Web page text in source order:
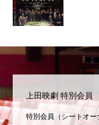
上田映劇 特別会員
特別会員（シートオ